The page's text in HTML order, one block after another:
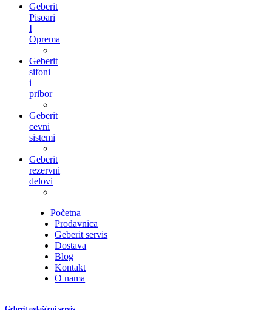
Geberit
Pisoari
I
Oprema
Geberit
sifoni
i
pribor
Geberit
cevni
sistemi
Geberit
rezervni
delovi
Početna
Prodavnica
Geberit servis
Dostava
Blog
Kontakt
O nama